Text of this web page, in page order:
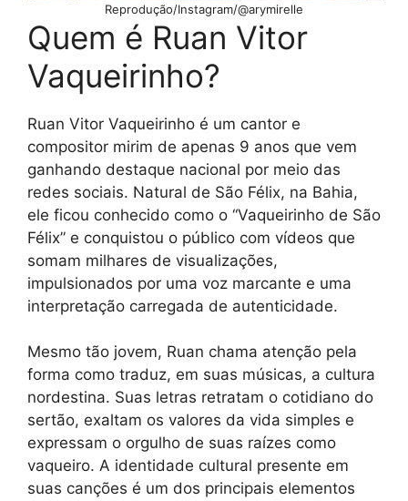
Reprodução/Instagram/@arymirelle
Quem é Ruan Vitor
Vaqueirinho?
Ruan Vitor Vaqueirinho é um cantor e
compositor mirim de apenas 9 anos que vem
ganhando destaque nacional por meio das
redes sociais. Natural de São Félix, na Bahia,
ele ficou conhecido como o “Vaqueirinho de São
Félix” e conquistou o público com vídeos que
somam milhares de visualizações,
impulsionados por uma voz marcante e uma
interpretação carregada de autenticidade.
Mesmo tão jovem, Ruan chama atenção pela
forma como traduz, em suas músicas, a cultura
nordestina. Suas letras retratam o cotidiano do
sertão, exaltam os valores da vida simples e
expressam o orgulho de suas raízes como
vaqueiro. A identidade cultural presente em
suas canções é um dos principais elementos